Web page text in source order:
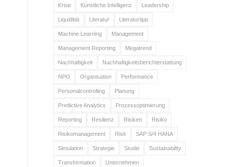
Krise Künstliche Intelligenz Leadership
Liquidität Literatur Literaturtipp
Machine Learning Management
Management Reporting Megatrend
Nachhaltigkeit Nachhaltigkeitsberichterstattung
NPO Organisation Performance
Personalcontrolling Planung
Predictive Analytics Prozessoptimierung
Reporting Resilienz Risiken Risiko
Risikomanagement Risk SAP S/4 HANA
Simulation Strategie Studie Sustainability
Transformation Unternehmen